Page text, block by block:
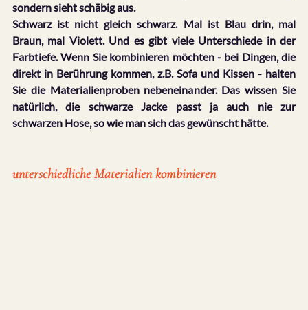
sondern sieht schäbig aus.
Schwarz ist nicht gleich schwarz. Mal ist Blau drin, mal
Braun, mal Violett. Und es gibt viele Unterschiede in der
Farbtiefe. Wenn Sie kombinieren möchten - bei Dingen, die
direkt in Berührung kommen, z.B. Sofa und Kissen - halten
Sie die Materialienproben nebeneinander. Das wissen Sie
natürlich, die schwarze Jacke passt ja auch nie zur
schwarzen Hose, so wie man sich das gewünscht hätte.
unterschiedliche Materialien kombinieren